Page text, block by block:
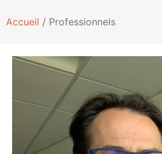
Accueil / Professionnels